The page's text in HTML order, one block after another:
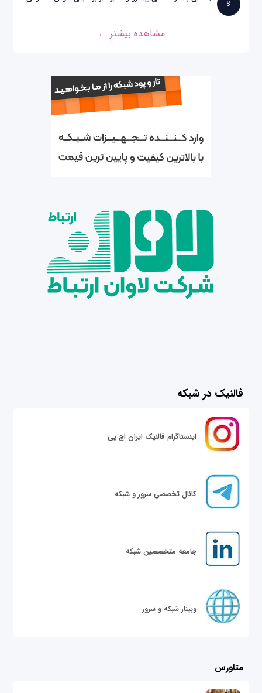
8
مشاهده بیشتر ←
فالنیک در شبکه
اینستاگرام فالنیک ایران اچ پی
کانال تخصصی سرور و شبکه
جامعه متخصصین شبکه
وبینار شبکه و سرور
متاورس